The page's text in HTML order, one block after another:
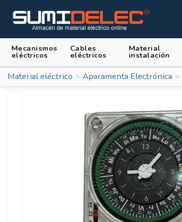
Mecanismos
eléctricos
Cables
eléctricos
Material
instalación
Material eléctrico Aparamenta Electrónica